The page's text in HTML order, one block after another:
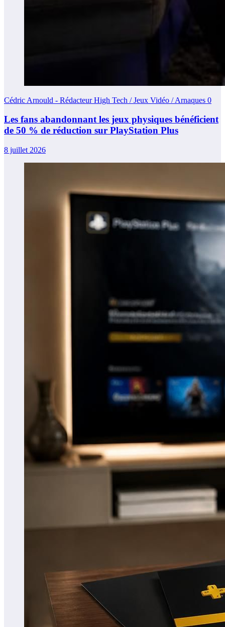
Cédric Arnould - Rédacteur High Tech / Jeux Vidéo / Arnaques 0
Les fans abandonnant les jeux physiques bénéficient
de 50 % de réduction sur PlayStation Plus
8 juillet 2026